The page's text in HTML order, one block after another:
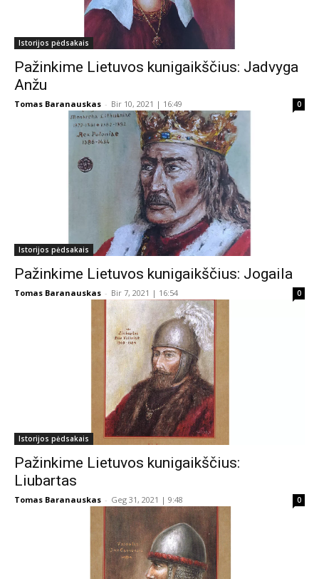
Istorijos pėdsakais
Pažinkime Lietuvos kunigaikščius: Jadvyga
Anžu
Tomas Baranauskas - Bir 10, 2021 | 16:49 0
Istorijos pėdsakais
Pažinkime Lietuvos kunigaikščius: Jogaila
Tomas Baranauskas - Bir 7, 2021 | 16:54 0
Istorijos pėdsakais
Pažinkime Lietuvos kunigaikščius:
Liubartas
Tomas Baranauskas - Geg 31, 2021 | 9:48 0